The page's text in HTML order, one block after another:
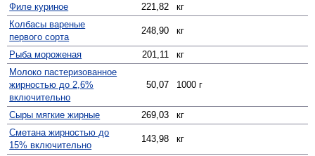
Филе куриное
221,82
кг
Колбасы вареные
первого сорта
248,90 кг
Рыба мороженая 201,11
кг
Молоко пастеризованное
жирностью до 2,6%
включительно
50,07 1000 г
Сыры мягкие жирные 269,03
кг
Сметана жирностью до
15% включительно
143,98 кг